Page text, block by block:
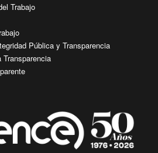
Trabajo
Pública y Transparencia
Transparencia